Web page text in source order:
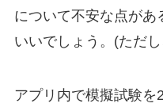
について不安な点があ
いいでしょう。(ただ
アプリ内で模擬試験を